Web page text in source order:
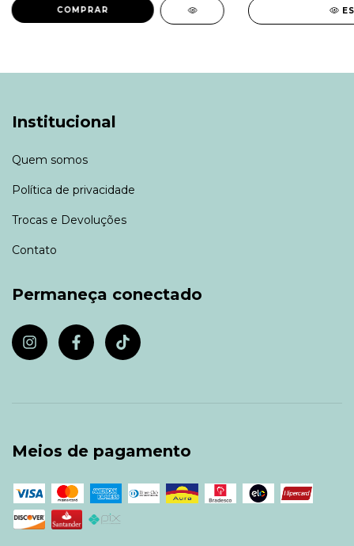
Institucional
Quem somos
Política de privacidade
Trocas e Devoluções
Contato
Permaneça conectado
Meios de pagamento